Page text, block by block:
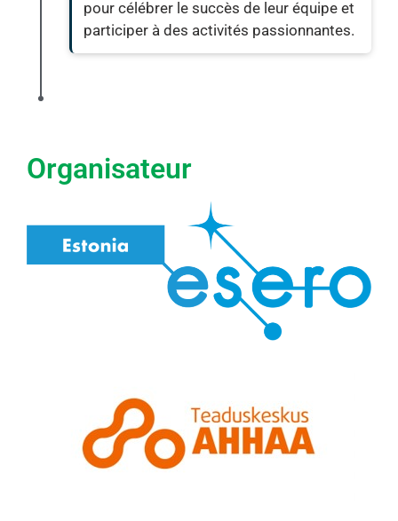
pour célébrer le succès de leur équipe et
participer à des activités passionnantes.
Organisateur